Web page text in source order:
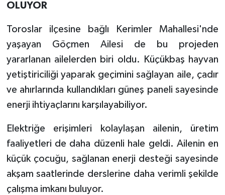
OLUYOR
Toroslar ilçesine bağlı Kerimler Mahallesi'nde
yaşayan Göçmen Ailesi de bu projeden
yararlanan ailelerden biri oldu. Küçükbaş hayvan
yetiştiriciliği yaparak geçimini sağlayan aile, çadır
ve ahırlarında kullandıkları güneş paneli sayesinde
enerji ihtiyaçlarını karşılayabiliyor.
Elektriğe erişimleri kolaylaşan ailenin, üretim
faaliyetleri de daha düzenli hale geldi. Ailenin en
küçük çocuğu, sağlanan enerji desteği sayesinde
akşam saatlerinde derslerine daha verimli şekilde
çalışma imkanı buluyor.